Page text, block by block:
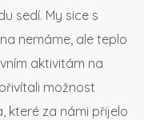
sedí. My sice s
nemáme, ale teplo
aktivitám na
možnost
které za námi přijelo